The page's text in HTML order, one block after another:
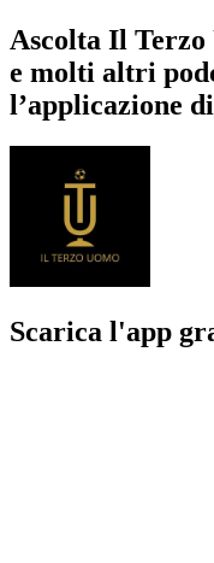
Ascolta Il Terzo
e molti altri
l’applicazione
Scarica l'app